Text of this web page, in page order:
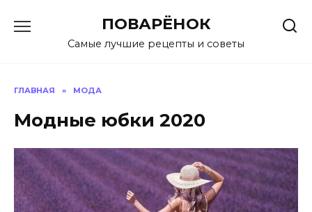
содержанию
ПОВАРЁНОК
Самые лучшие рецепты и советы
ГЛАВНАЯ » МОДА
Модные юбки 2020